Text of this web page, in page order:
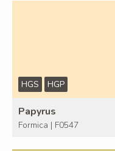
HGS HGP
Papyrus
Formica | F0547